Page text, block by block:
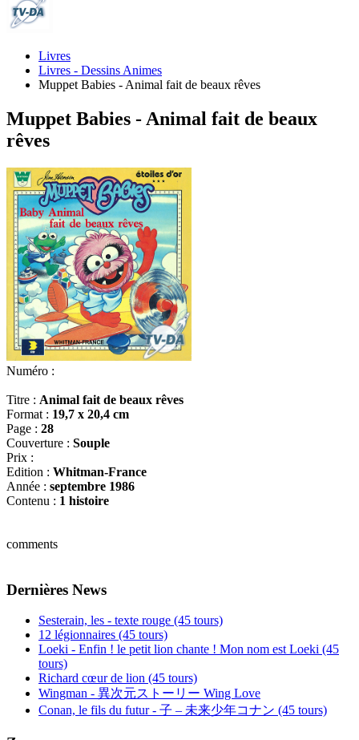
Livres
Livres - Dessins Animes
Muppet Babies - Animal fait de beaux rêves
Muppet Babies - Animal fait de beaux
rêves
Numéro :
Titre : Animal fait de beaux rêves
Format : 19,7 x 20,4 cm
Page : 28
Couverture : Souple
Prix :
Edition : Whitman-France
Année : septembre 1986
Contenu : 1 histoire
comments
Dernières News
Sesterain, les - texte rouge (45 tours)
12 légionnaires (45 tours)
Loeki - Enfin ! le petit lion chante ! Mon nom est Loeki (45
tours)
Richard cœur de lion (45 tours)
Wingman - 異次元ストーリー Wing Love
Conan, le fils du futur - 子 – 未来少年コナン (45 tours)